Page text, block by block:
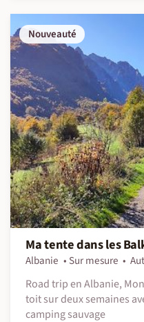
Nouveauté
Ma tente dans les
Albanie Sur mesure
Road trip en Albanie,
toit sur deux semaines
camping sauvage